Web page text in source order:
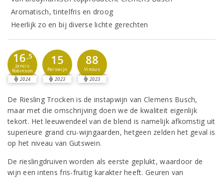
Aromatisch, tintelfris en droog
Heerlijk zo en bij diverse lichte gerechten
16 ,5
Jancis
Robinson
2024
15
Perswijn
2023
88
Vinous
2023
De Riesling Trocken is de instapwijn van Clemens Busch,
maar met die omschrijving doen we de kwaliteit eigenlijk
tekort. Het leeuwendeel van de blend is namelijk afkomstig uit
superieure grand cru-wijngaarden, hetgeen zelden het geval is
op het niveau van Gutswein.
De rieslingdruiven worden als eerste geplukt, waardoor de
wijn een intens fris-fruitig karakter heeft. Geuren van